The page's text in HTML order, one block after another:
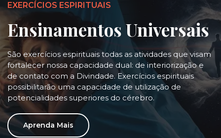
EXERCÍCIOS ESPIRITUAIS
Ensinamentos Universais
São exercícios espirituais todas as atividades que visam
fortalecer nossa capacidade dual: de interiorização e
de contato com a Divindade. Exercícios espirituais
possibilitarão uma capacidade de utilização de
potencialidades superiores do cérebro.
Aprenda Mais